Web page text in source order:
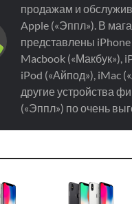
продажам и
Apple («Эппл»). В
представлены
Macbook («Макбук»),
iPod («Айпод»), iMac
другие устройства
(«Эппл») по очень